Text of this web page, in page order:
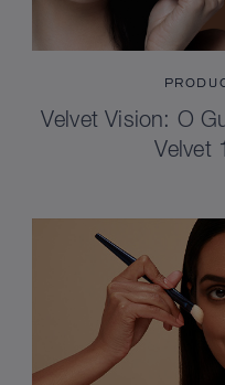
Velvet Vision: O
Velvet